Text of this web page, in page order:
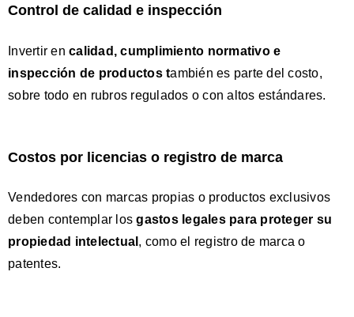
Control de calidad e inspección
Invertir en calidad, cumplimiento normativo e
inspección de productos también es parte del costo,
sobre todo en rubros regulados o con altos estándares.
Costos por licencias o registro de marca
Vendedores con marcas propias o productos exclusivos
deben contemplar los gastos legales para proteger su
propiedad intelectual , como el registro de marca o
patentes.